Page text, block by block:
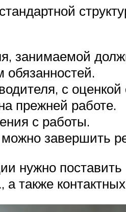
занимаемой
с
прежней работе.
с работы.
можно завершить
нужно
также